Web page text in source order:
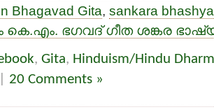
Bhagavad Gita, sankara bhashya
കെ.എം. ഭഗവദ് ഗീത ശങ്കര
, Gita, Hinduism/Hindu
20 Comments »